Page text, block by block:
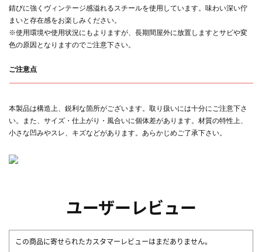
錆びに強くヴィンテージ感溢れるスチールを使用しています。味わい深い佇
まいと存在感をお楽しみください。
※使用環境や使用状況にもよりますが、長期間屋外に放置しますとサビや変
色の原因となりますのでご注意下さい。
ご注意点
本製品は構造上、鋭利な箇所がございます。取り扱いには十分にご注意下さ
い。また、サイズ・仕上がり・風合いに個体差があります。材質の特性上、
小さな凹みやスレ、キズなどがあります。あらかじめご了承下さい。
ユーザーレビュー
この商品に寄せられたカスタマーレビューはまだありません。